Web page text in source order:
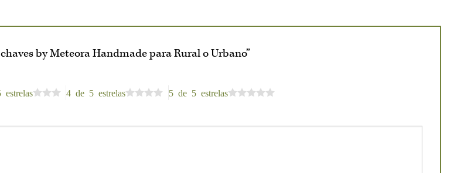
by Meteora Handmade para Rural o Urbano”
4 de 5 estrelas 5 de 5 estrelas